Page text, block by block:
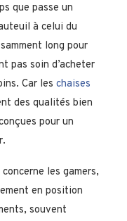
que passe un
à celui du
long pour
pas soin d’acheter
Car les chaises
des qualités bien
pour un
les gamers,
en position
souvent